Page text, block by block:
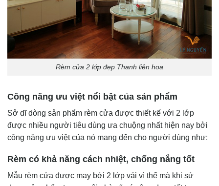
Rèm cửa 2 lớp đẹp Thanh liên hoa
Công năng ưu việt nổi bật của sản phẩm
Sở dĩ dòng sản phẩm rèm cửa được thiết kế với 2 lớp
được nhiều người tiêu dùng ưa chuộng nhất hiện nay bởi
công năng ưu việt của nó mang đến cho người dùng như:
Rèm có khả năng cách nhiệt, chống nắng tốt
Mẫu rèm cửa được may bởi 2 lớp vải vì thế mà khi sử